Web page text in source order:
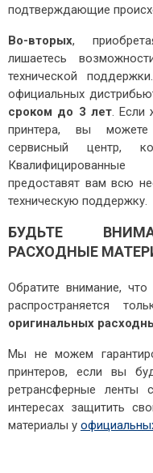
подтверждающие
Во-вторых,
лишаетесь
технической
официальных
сроком до 3 лет. Если
принтера, вы
сервисный центр,
предоставят вам всю
техническую поддержку.
БУДЬТЕ
РАСХОДНЫЕ
Обратите внимание, что
распространяется
оригинальных
Мы не можем
принтеров, если вы
ретрансферные ленты
интересах защитить
материалы у